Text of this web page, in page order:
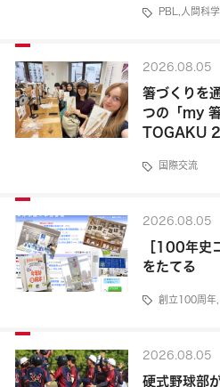
PBL 人間科学
2026.08.05
箸づくりを
つの「my
TOGAKU
国際交流
2026.08.05
［100年史
をたてる
創立100周年
2026.08.05
硬式野球部